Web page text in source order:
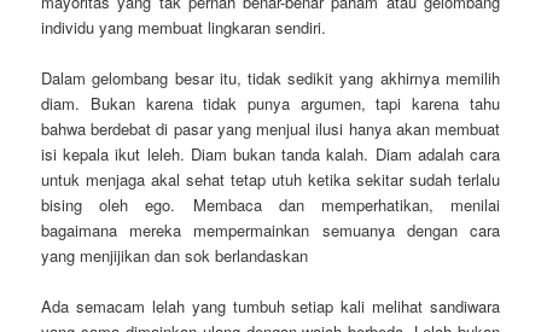
individu yang membuat lingkaran sendiri.
Dalam gelombang besar itu, tidak sedikit yang akhirnya memilih
diam. Bukan karena tidak punya argumen, tapi karena tahu
bahwa berdebat di pasar yang menjual ilusi hanya akan membuat
isi kepala ikut leleh. Diam bukan tanda kalah. Diam adalah cara
untuk menjaga akal sehat tetap utuh ketika sekitar sudah terlalu
bising oleh ego. Membaca dan memperhatikan, menilai
bagaimana mereka mempermainkan semuanya dengan cara
yang menjijikan dan sok berlandaskan
Ada semacam lelah yang tumbuh setiap kali melihat sandiwara